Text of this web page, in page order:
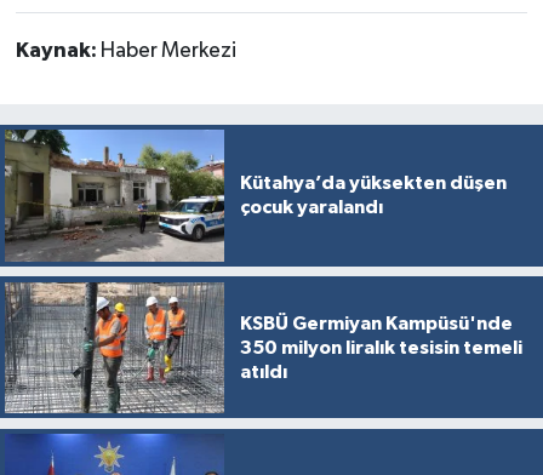
Kaynak: Haber Merkezi
Kütahya’da yüksekten düşen
çocuk yaralandı
KSBÜ Germiyan Kampüsü'nde
350 milyon liralık tesisin temeli
atıldı